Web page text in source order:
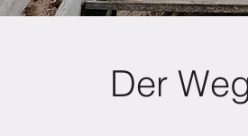
Der